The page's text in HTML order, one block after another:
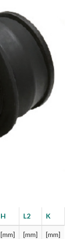
H L2 K
[mm] [mm] [mm]